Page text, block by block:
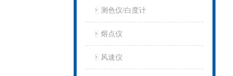
测色仪/白度计
熔点仪
风速仪